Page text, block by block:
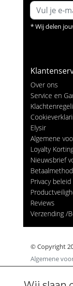
* Wij delen
Over ons
Service en
Elysir
Algemene
Loyalty
Nieuwsbrief
Privacy beleid
Reviews
Verzending /
© Copyright
Algemene
Cookiebeleid